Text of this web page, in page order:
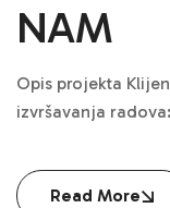
NAM
Opis projekta
izvršavanja
Read More